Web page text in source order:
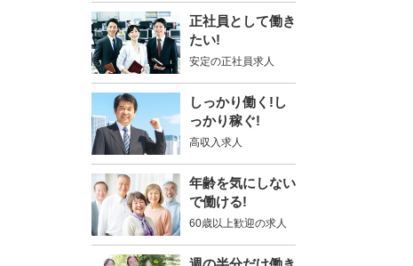
正社員として働き
たい!
安定の正社員求人
しっかり働く!し
っかり稼ぐ!
高収入求人
年齢を気にしない
で働ける!
60歳以上歓迎の求人